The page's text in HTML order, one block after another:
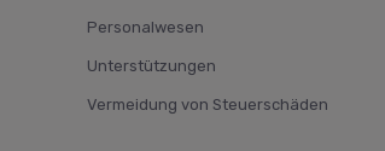
Personalwesen
Unterstützungen
Vermeidung von Steuerschäden